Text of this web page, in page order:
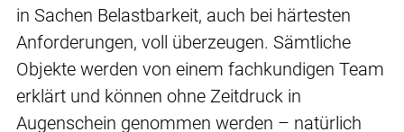
in Sachen Belastbarkeit, auch bei härtesten
Anforderungen, voll überzeugen. Sämtliche
Objekte werden von einem fachkundigen Team
erklärt und können ohne Zeitdruck in
Augenschein genommen werden – natürlich